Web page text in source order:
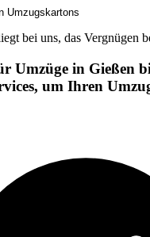
Umzugskartons
bei uns, das Vergnügen
Umzüge in Gießen
um Ihren